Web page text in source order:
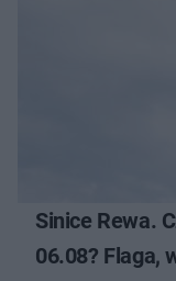
Sinice Rewa.
06.08? Flaga,